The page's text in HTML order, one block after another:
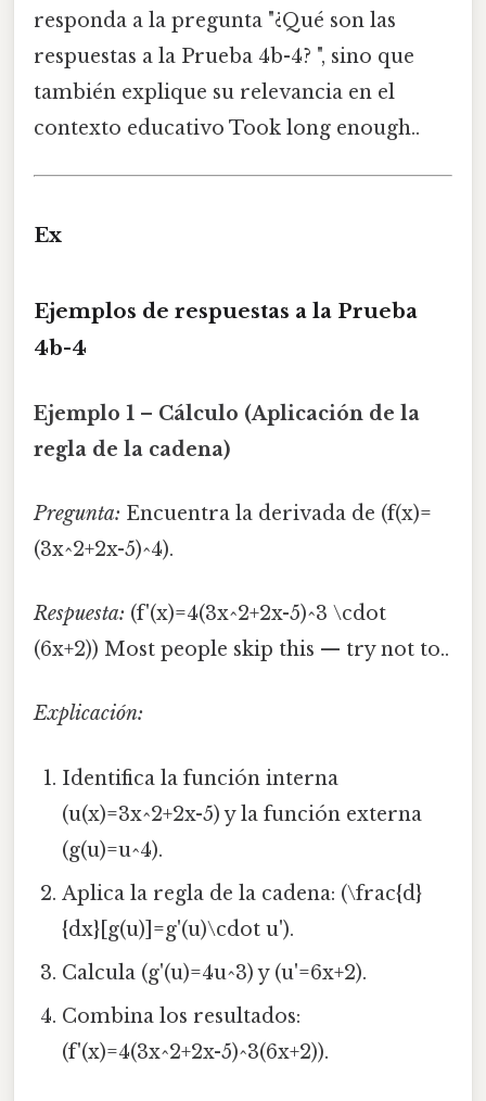
responda a la pregunta "¿Qué son las
respuestas a la Prueba 4b-4? ", sino que
también explique su relevancia en el
contexto educativo Took long enough..
Ex
Ejemplos de respuestas a la Prueba
4b-4
Ejemplo 1 – Cálculo (Aplicación de la
regla de la cadena)
Pregunta: Encuentra la derivada de (f(x)=
(3x^2+2x-5)^4).
Respuesta: (f'(x)=4(3x^2+2x-5)^3 \cdot
(6x+2)) Most people skip this — try not to..
Explicación:
Identifica la función interna
(u(x)=3x^2+2x-5) y la función externa
(g(u)=u^4).
Aplica la regla de la cadena: (\frac{d}
{dx}[g(u)]=g'(u)\cdot u').
Calcula (g'(u)=4u^3) y (u'=6x+2).
Combina los resultados:
(f'(x)=4(3x^2+2x-5)^3(6x+2)).